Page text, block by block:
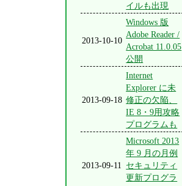
イルも出現
2013-10-10
Windows 版
Adobe Reader /
Acrobat 11.0.05
公開
2013-09-18
Internet
Explorer に未
修正の欠陥、
IE 8・9用攻略
プログラムも
2013-09-11
Microsoft 2013
年 9 月の月例
セキュリティ
更新プログラ